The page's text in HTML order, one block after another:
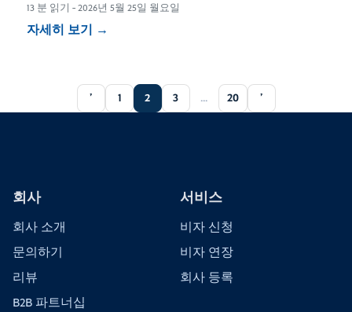
13 분 읽기 -2026년 5월 25일 월요일
자세히 보기 →
' 1 2 3 ... 20 '
회사
회사 소개
문의하기
리뷰
B2B 파트너십
서비스
비자 신청
비자 연장
회사 등록